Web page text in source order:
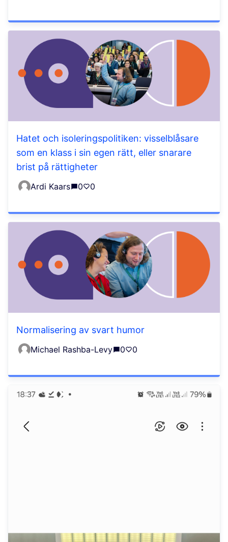
Hatet och isoleringspolitiken: visselblåsare
som en klass i sin egen rätt, eller snarare
brist på rättigheter
Ardi Kaars 0 0
Normalisering av svart humor
Michael Rashba-Levy 0 0